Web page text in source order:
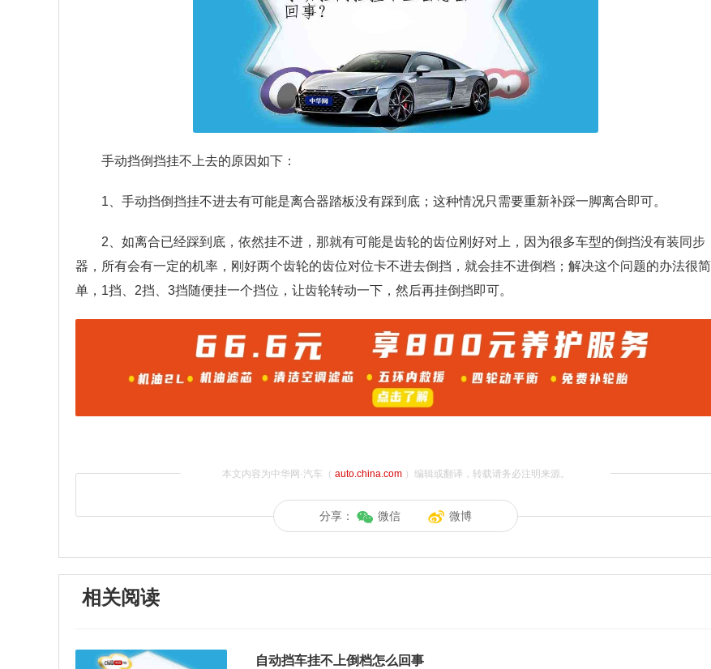
手动挡倒挡挂不上去的原因如下：
1、手动挡倒挡挂不进去有可能是离合器踏板没有踩到底；这种情况只需要重新补踩一脚离合即可。
2、如离合已经踩到底，依然挂不进，那就有可能是齿轮的齿位刚好对上，因为很多车型的倒挡没有装同步
器，所有会有一定的机率，刚好两个齿轮的齿位对位卡不进去倒挡，就会挂不进倒档；解决这个问题的办法很简
单，1挡、2挡、3挡随便挂一个挡位，让齿轮转动一下，然后再挂倒挡即可。
本文内容为中华网·汽车（ auto.china.com）编辑或翻译，转载请务必注明来源。
分享： 微信 微博
相关阅读
自动挡车挂不上倒档怎么回事